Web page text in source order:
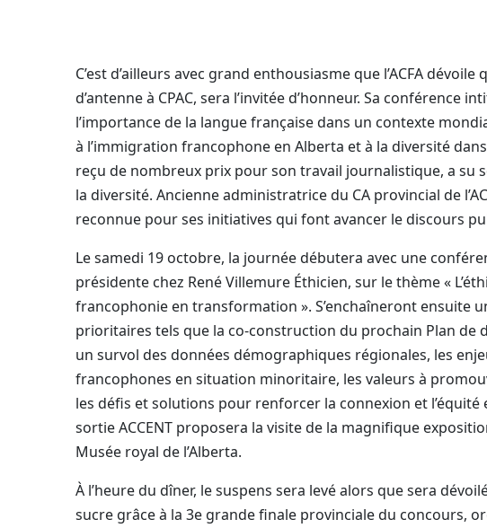
C’est d’ailleurs avec grand enthousiasme que l’ACFA
d’antenne à CPAC, sera l’invitée d’honneur. Sa conférence
l’importance de la langue française dans un contexte
à l’immigration francophone en Alberta et à la diversité
reçu de nombreux prix pour son travail journalistique, a su
la diversité. Ancienne administratrice du CA provincial de
reconnue pour ses initiatives qui font avancer le discours
Le samedi 19 octobre, la journée débutera avec une
présidente chez René Villemure Éthicien, sur le thème «
francophonie en transformation ». S’enchaîneront ensuite
prioritaires tels que la co-construction du prochain Plan
un survol des données démographiques régionales, les
francophones en situation minoritaire, les valeurs à
les défis et solutions pour renforcer la connexion et
sortie ACCENT proposera la visite de la magnifique
Musée royal de l’Alberta.
À l’heure du dîner, le suspens sera levé alors que sera
sucre grâce à la 3e grande finale provinciale du concours,